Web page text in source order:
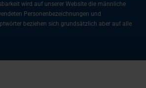
wird auf unserer Website die männliche
Personenbezeichnungen und
beziehen sich grundsätzlich aber auf alle